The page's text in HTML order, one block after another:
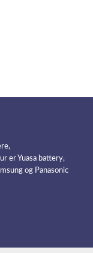
er Yuasa battery,
og Panasonic